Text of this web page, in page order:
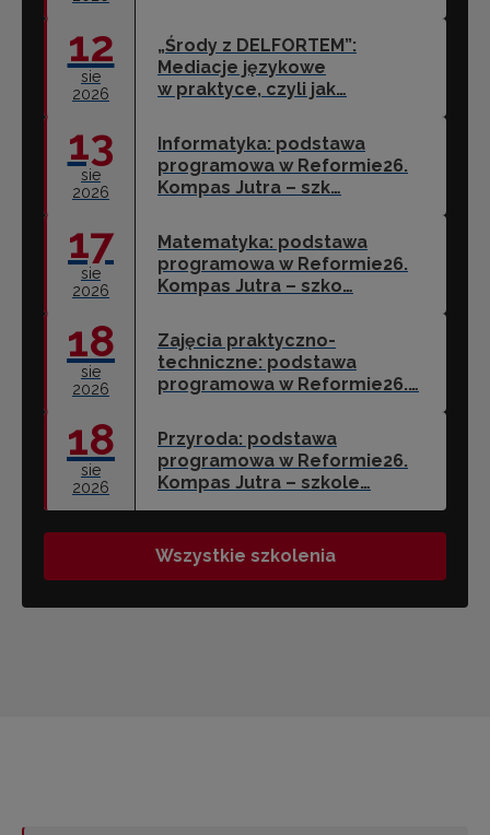
12
sie
2026
„Środy z DELFORTEM”:
Mediacje językowe
w praktyce, czyli jak…
13
sie
2026
Informatyka: podstawa
programowa w Reformie26.
Kompas Jutra – szk…
17
sie
2026
Matematyka: podstawa
programowa w Reformie26.
Kompas Jutra – szko…
18
sie
2026
Zajęcia praktyczno-
techniczne: podstawa
programowa w Reformie26.…
18
sie
2026
Przyroda: podstawa
programowa w Reformie26.
Kompas Jutra – szkole…
Wszystkie szkolenia